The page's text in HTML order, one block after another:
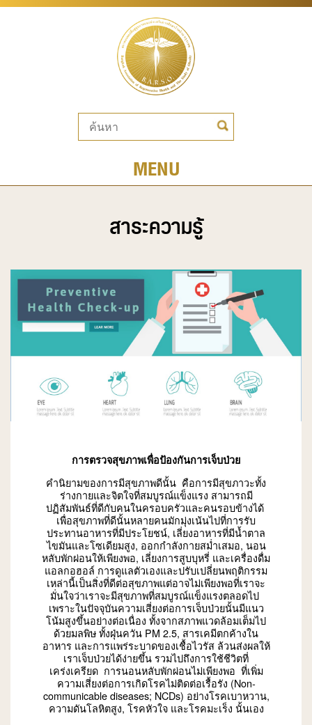
MENU
สาระความรู้
การตรวจสุขภาพเพื่อป้องกันการเจ็บป่วย
คำนิยามของการมีสุขภาพดีนั้น คือการมีสุขภาวะทั้ง
ร่างกายและจิตใจที่สมบูรณ์แข็งแรง สามารถมี
ปฏิสัมพันธ์ที่ดีกับคนในครอบครัวและคนรอบข้างได้
เพื่อสุขภาพที่ดีนั้นหลายคนมักมุ่งเน้นไปที่การรับ
ประทานอาหารที่มีประโยชน์, เลี่ยงอาหารที่มีน้ำตาล
ไขมันและโซเดียมสูง, ออกกำลังกายสม่ำเสมอ, นอน
หลับพักผ่อนให้เพียงพอ, เลี่ยงการสูบบุหรี่ และเครื่องดื่ม
แอลกอฮอล์ การดูแลตัวเองและปรับเปลี่ยนพฤติกรรม
เหล่านี้เป็นสิ่งที่ดีต่อสุขภาพแต่อาจไม่เพียงพอที่เราจะ
มั่นใจว่าเราจะมีสุขภาพที่สมบูรณ์แข็งแรงตลอดไป
เพราะในปัจจุบันความเสี่ยงต่อการเจ็บป่วยนั้นมีแนว
โน้มสูงขึ้นอย่างต่อเนื่อง ทั้งจากสภาพแวดล้อมเต็มไป
ด้วยมลพิษ ทั้งฝุ่นควัน PM 2.5, สารเคมีตกค้างใน
อาหาร และการแพร่ระบาดของเชื้อไวรัส ล้วนส่งผลให้
เราเจ็บป่วยได้ง่ายขึ้น รวมไปถึงการใช้ชีวิตที่
เคร่งเครียด การนอนหลับพักผ่อนไม่เพียงพอ ที่เพิ่ม
ความเสี่ยงต่อการเกิดโรคไม่ติดต่อเรื้อรัง (Non-
communicable diseases; NCDs) อย่างโรคเบาหวาน,
ความดันโลหิตสูง, โรคหัวใจ และโรคมะเร็ง นั้นเอง